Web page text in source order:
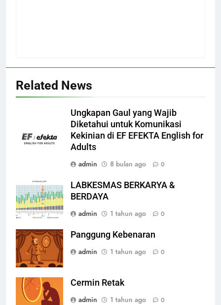
Related News
Ungkapan Gaul yang Wajib
Diketahui untuk Komunikasi
Kekinian di EF EFEKTA English for
Adults
admin
8 bulan ago 0
LABKESMAS BERKARYA &
BERDAYA
admin
1 tahun ago 0
Panggung Kebenaran
admin
1 tahun ago 0
Cermin Retak
admin
1 tahun ago 0